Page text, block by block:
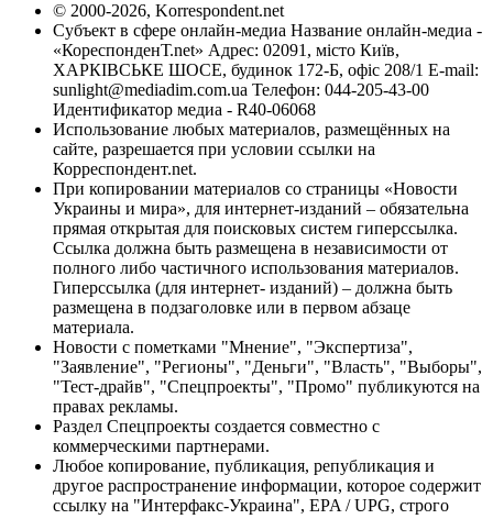
© 2000-2026, Korrespondent.net
Субъект в сфере онлайн-медиа Название онлайн-медиа -
«КореспонденТ.net» Адрес: 02091, місто Київ,
ХАРКІВСЬКЕ ШОСЕ, будинок 172-Б, офіс 208/1 E-mail:
sunlight@mediadim.com.ua Телефон: 044-205-43-00
Идентификатор медиа - R40-06068
Использование любых материалов, размещённых на
сайте, разрешается при условии ссылки на
Корреспондент.net.
При копировании материалов со страницы «Новости
Украины и мира», для интернет-изданий – обязательна
прямая открытая для поисковых систем гиперссылка.
Ссылка должна быть размещена в независимости от
полного либо частичного использования материалов.
Гиперссылка (для интернет- изданий) – должна быть
размещена в подзаголовке или в первом абзаце
материала.
Новости с пометками "Мнение", "Экспертиза",
"Заявление", "Регионы", "Деньги", "Власть", "Выборы",
"Тест-драйв", "Спецпроекты", "Промо" публикуются на
правах рекламы.
Раздел Спецпроекты создается совместно с
коммерческими партнерами.
Любое копирование, публикация, републикация и
другое распространение информации, которое содержит
ссылку на "Интерфакс-Украина", EPA / UPG, строго